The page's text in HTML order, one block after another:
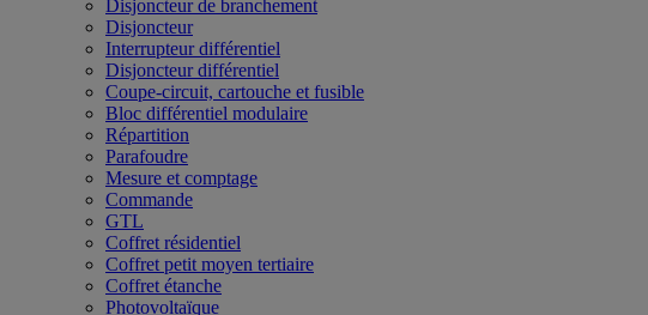
Disjoncteur de branchement
Disjoncteur
Interrupteur différentiel
Disjoncteur différentiel
Coupe-circuit, cartouche et fusible
Bloc différentiel modulaire
Répartition
Parafoudre
Mesure et comptage
Commande
GTL
Coffret résidentiel
Coffret petit moyen tertiaire
Coffret étanche
Photovoltaïque